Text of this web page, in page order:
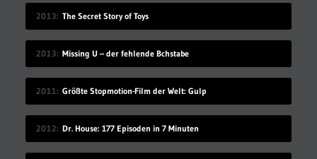
2013 The Secret Story of Toys
2013 Missing U – der fehlende Bchstabe
2011 Größte Stopmotion-Film der Welt: Gulp
2012 Dr. House: 177 Episoden in 7 Minuten